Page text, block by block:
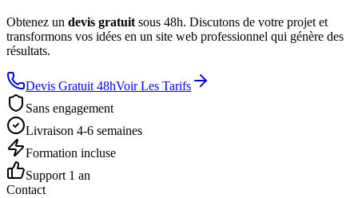
Obtenez un devis gratuit sous 48h. Discutons de votre projet et
transformons vos idées en un site web professionnel qui génère des
résultats.
Devis Gratuit 48hVoir Les Tarifs
Sans engagement
Livraison 4-6 semaines
Formation incluse
Support 1 an
Contact